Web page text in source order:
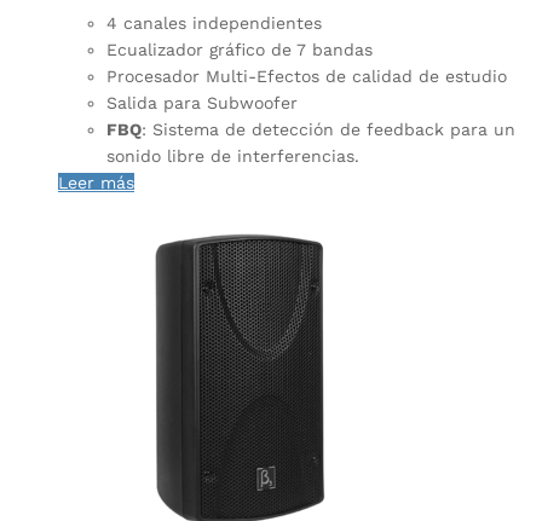
4 canales independientes
Ecualizador gráfico de 7 bandas
Procesador Multi-Efectos de calidad de estudio
Salida para Subwoofer
FBQ: Sistema de detección de feedback para un
sonido libre de interferencias.
Leer más